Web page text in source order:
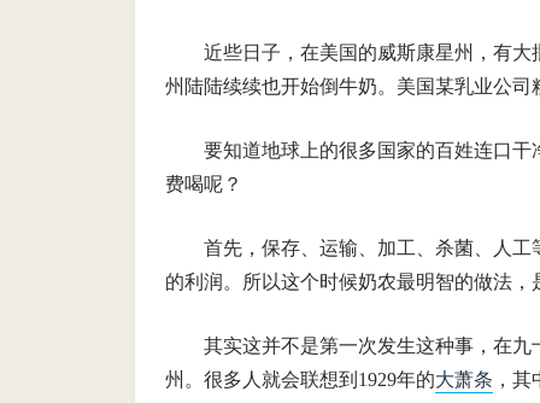
近些日子，在美国的威斯康星州，有
州陆陆续续也开始倒牛奶。美国某乳业公
要知道地球上的很多国家的百姓连口
费喝呢？
首先，保存、运输、加工、杀菌、人
的利润。所以这个时候奶农最明智的做法
其实这并不是第一次发生这种事，在
州。很多人就会联想到1929年的大萧条 ，